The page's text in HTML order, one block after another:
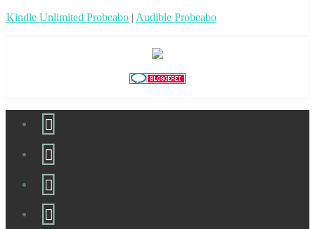
Kindle Unlimited Probeabo | Audible Probeabo